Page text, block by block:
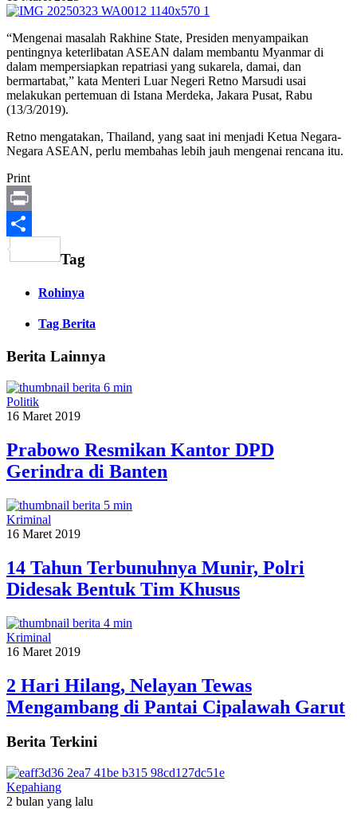
“Mengenai masalah Rakhine State, Presiden menyampaikan
pentingnya keterlibatan ASEAN dalam membantu Myanmar di
dalam mempersiapkan repatriasi yang sukarela, damai, dan
bermartabat,” kata Menteri Luar Negeri Retno Marsudi usai
melakukan pertemuan di Istana Merdeka, Jakara Pusat, Rabu
(13/3/2019).
Retno mengatakan, Thailand, yang saat ini menjadi Ketua Negara-
Negara ASEAN, perlu membahas lebih jauh mengenai rencana itu.
Print
Print
Tag
Rohinya
Tag Berita
Berita Lainnya
Politik
16 Maret 2019
Prabowo Resmikan Kantor DPD
Gerindra di Banten
Kriminal
16 Maret 2019
14 Tahun Terbunuhnya Munir, Polri
Didesak Bentuk Tim Khusus
Kriminal
16 Maret 2019
2 Hari Hilang, Nelayan Tewas
Mengambang di Pantai Cipalawah Garut
Berita Terkini
Kepahiang
2 bulan yang lalu